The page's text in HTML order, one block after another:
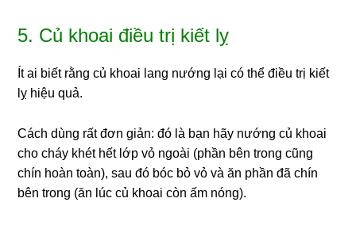
5. Củ khoai điều trị kiết lỵ
Ít ai biết rằng củ khoai lang nướng lại có thể điều trị kiết
lỵ hiệu quả.
Cách dùng rất đơn giản: đó là bạn hãy nướng củ khoai
cho cháy khét hết lớp vỏ ngoài (phần bên trong cũng
chín hoàn toàn), sau đó bóc bỏ vỏ và ăn phần đã chín
bên trong (ăn lúc củ khoai còn ấm nóng).